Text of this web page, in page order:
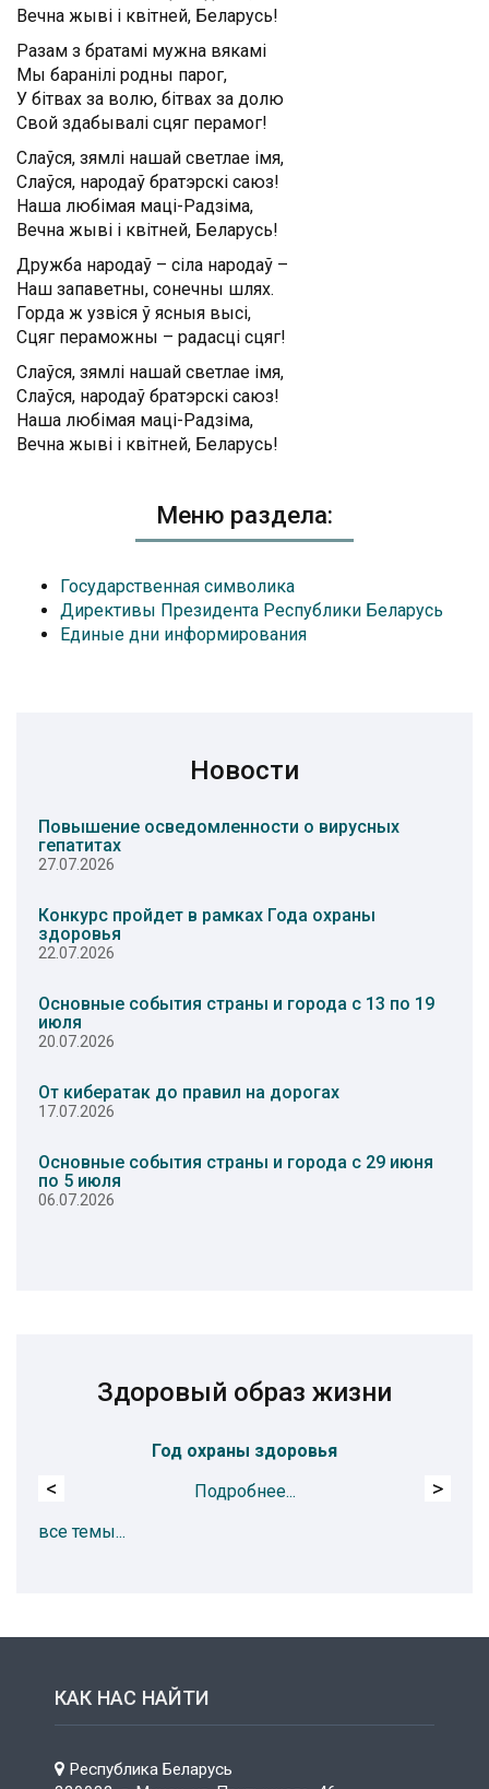
Вечна жыві і квітней, Беларусь!
Разам з братамі мужна вякамі
Мы баранілі родны парог,
У бітвах за волю, бітвах за долю
Свой здабывалі сцяг перамог!
Слаўся, зямлі нашай светлае імя,
Слаўся, народаў братэрскі саюз!
Наша любімая маці-Радзіма,
Вечна жыві і квітней, Беларусь!
Дружба народаў – сіла народаў –
Наш запаветны, сонечны шлях.
Горда ж узвіся ў ясныя высі,
Сцяг пераможны – радасці сцяг!
Слаўся, зямлі нашай светлае імя,
Слаўся, народаў братэрскі саюз!
Наша любімая маці-Радзіма,
Вечна жыві і квітней, Беларусь!
Меню раздела:
Государственная символика
Директивы Президента Республики Беларусь
Единые дни информирования
Новости
Повышение осведомленности о вирусных
гепатитах
27.07.2026
Конкурс пройдет в рамках Года охраны
здоровья
22.07.2026
Основные события страны и города с 13 по 19
июля
20.07.2026
От кибератак до правил на дорогах
17.07.2026
Основные события страны и города с 29 июня
по 5 июля
06.07.2026
Здоровый образ жизни
Год охраны здоровья
Подробнее...
< >
все темы...
КАК НАС НАЙТИ
Республика Беларусь